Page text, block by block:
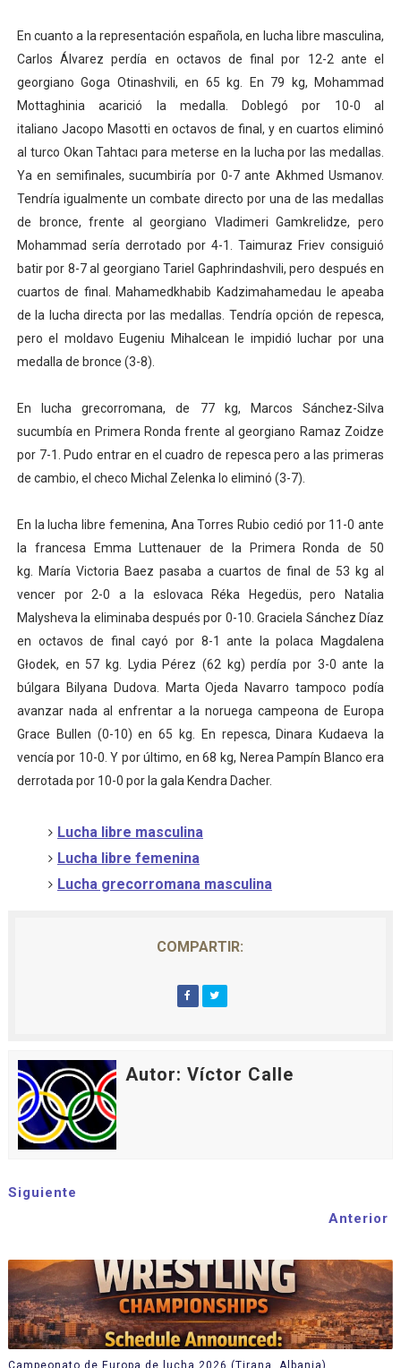
En cuanto a la representación española, en lucha libre masculina,
Carlos Álvarez perdía en octavos de final por 12-2 ante el
georgiano Goga Otinashvili, en 65 kg. En 79 kg, Mohammad
Mottaghinia acarició la medalla. Doblegó por 10-0 al
italiano Jacopo Masotti en octavos de final, y en cuartos eliminó
al turco Okan Tahtacı para meterse en la lucha por las medallas.
Ya en semifinales, sucumbiría por 0-7 ante Akhmed Usmanov.
Tendría igualmente un combate directo por una de las medallas
de bronce, frente al georgiano Vladimeri Gamkrelidze, pero
Mohammad sería derrotado por 4-1. Taimuraz Friev consiguió
batir por 8-7 al georgiano Tariel Gaphrindashvili, pero después en
cuartos de final. Mahamedkhabib Kadzimahamedau le apeaba
de la lucha directa por las medallas. Tendría opción de repesca,
pero el moldavo Eugeniu Mihalcean le impidió luchar por una
medalla de bronce (3-8).
En lucha grecorromana, de 77 kg, Marcos Sánchez-Silva
sucumbía en Primera Ronda frente al georgiano Ramaz Zoidze
por 7-1. Pudo entrar en el cuadro de repesca pero a las primeras
de cambio, el checo Michal Zelenka lo eliminó (3-7).
En la lucha libre femenina, Ana Torres Rubio cedió por 11-0 ante
la francesa Emma Luttenauer de la Primera Ronda de 50
kg. María Victoria Baez pasaba a cuartos de final de 53 kg al
vencer por 2-0 a la eslovaca Réka Hegedüs, pero Natalia
Malysheva la eliminaba después por 0-10. Graciela Sánchez Díaz
en octavos de final cayó por 8-1 ante la polaca Magdalena
Głodek, en 57 kg. Lydia Pérez (62 kg) perdía por 3-0 ante la
búlgara Bilyana Dudova. Marta Ojeda Navarro tampoco podía
avanzar nada al enfrentar a la noruega campeona de Europa
Grace Bullen (0-10) en 65 kg. En repesca, Dinara Kudaeva la
vencía por 10-0. Y por último, en 68 kg, Nerea Pampín Blanco era
derrotada por 10-0 por la gala Kendra Dacher.
Lucha libre masculina
Lucha libre femenina
Lucha grecorromana masculina
COMPARTIR:
Autor: Víctor Calle
Siguiente
Anterior
Campeonato de Europa de lucha 2026 (Tirana, Albania)